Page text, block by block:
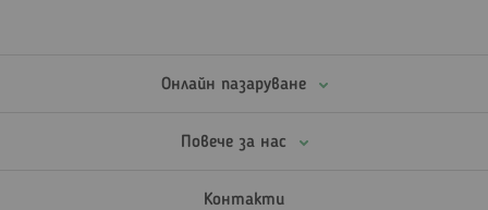
Онлайн пазаруване
Повече за нас
Контакти